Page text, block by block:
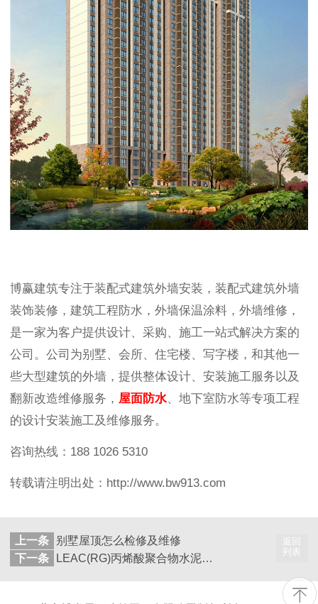
博赢建筑专注于装配式建筑外墙安装，装配式建筑外墙
装饰装修， 建筑工程防水，外墙保温涂料， 外墙维修，
是一家为客户提供设计、采购、施工一站式解决方案的
公司。公司为别墅、会所、住宅楼、写字楼，和其他一
些大型建筑的外墙，提供整体设计、安装施工服务以及
翻新改造维修服务， 屋面防水 、地下室防水等专项工程
的设计安装施工及维修服务。
咨询热线：188 1026 5310
转载请注明出处：http://www.bw913.com
返回
列表
上一条
别墅屋顶怎么检修及维修
下一条
LEAC(RG)丙烯酸聚合物水泥防水构造 在饮用水池内防水应用中的优势